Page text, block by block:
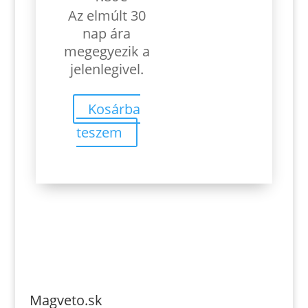
Az elmúlt 30
nap ára
megegyezik a
jelenlegivel.
Kosárba
teszem
Magveto.sk